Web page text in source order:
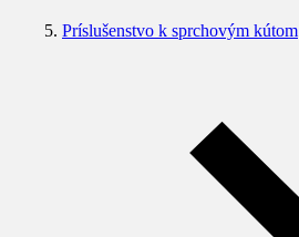
Príslušenstvo k sprchovým kútom